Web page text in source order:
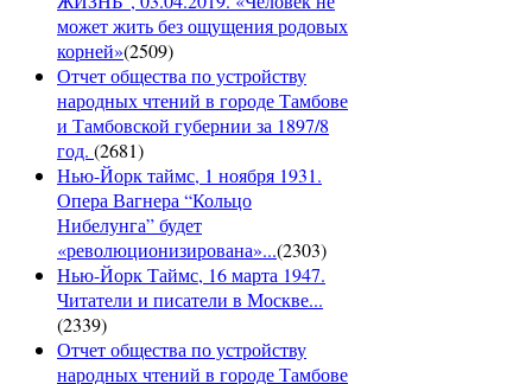
может жить без ощущения родовых
корней»(2509)
Отчет общества по устройству
народных чтений в городе Тамбове
и Тамбовской губернии за 1897/8
год. (2681)
Нью-Йорк таймс, 1 ноября 1931.
Опера Вагнера “Кольцо
Нибелунга” будет
«революционизирована»...(2303)
Нью-Йорк Таймс, 16 марта 1947.
Читатели и писатели в Москве...
(2339)
Отчет общества по устройству
народных чтений в городе Тамбове